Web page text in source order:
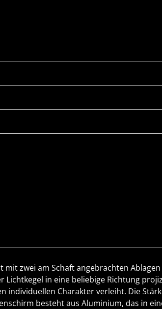
mit zwei am Schaft angebrachten
Lichtkegel in eine beliebige Richtung
individuellen Charakter verleiht. Die
besteht aus Aluminium, das in